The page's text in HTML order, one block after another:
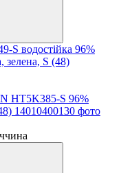
S водостійка 96%
зелена, S (48)